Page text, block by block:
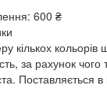
600 ₴
кількох кольорів
за рахунок чого
Поставляється в